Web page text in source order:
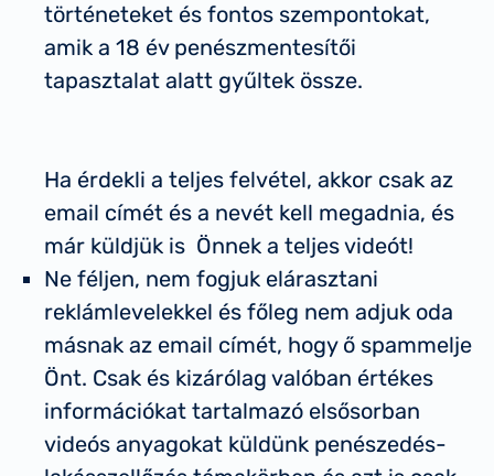
történeteket és fontos szempontokat,
amik a 18 év penészmentesítői
tapasztalat alatt gyűltek össze.
Ha érdekli a teljes felvétel, akkor csak az
email címét és a nevét kell megadnia, és
már küldjük is Önnek a teljes videót!
Ne féljen, nem fogjuk elárasztani
reklámlevelekkel és főleg nem adjuk oda
másnak az email címét, hogy ő spammelje
Önt. Csak és kizárólag valóban értékes
információkat tartalmazó elsősorban
videós anyagokat küldünk penészedés-